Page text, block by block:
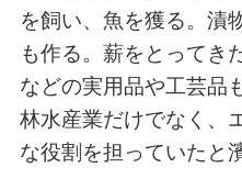
を飼い、魚を獲る。漬
も作る。薪をとってき
などの実用品や工芸品
林水産業だけでなく、
な役割を担っていたと